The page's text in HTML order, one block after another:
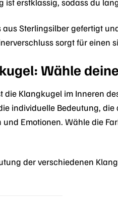
aus Sterlingsilber gefertigt
sorgt für einen
Wähle
die Klangkugel im Inneren
individuelle Bedeutung,
Emotionen. Wähle die
der verschiedenen